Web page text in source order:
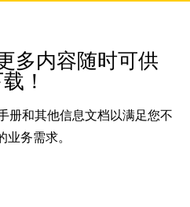
多内容随时可供
！
册和其他信息文档以满足您不
业务需求。